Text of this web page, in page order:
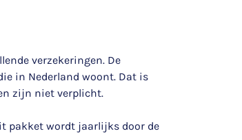
verzekeringen. De
in Nederland woont. Dat is
zijn niet verplicht.
pakket wordt jaarlijks door de